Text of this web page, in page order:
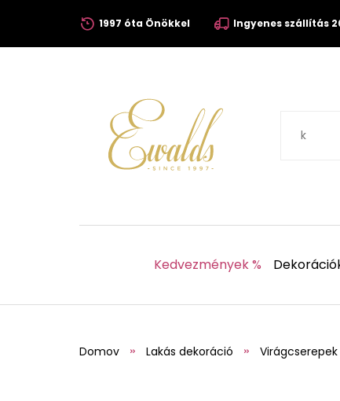
1997 óta Önökkel Ingyenes szállítás
Kedvezmények %
Domov Lakás dekoráció